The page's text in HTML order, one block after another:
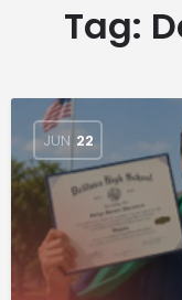
Tag:
JUN 22